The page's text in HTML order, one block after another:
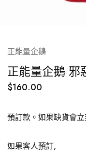
正能量企鵝
正能量企鵝 邪
$160.00
預訂款。如果缺貨會
如果客人預訂,